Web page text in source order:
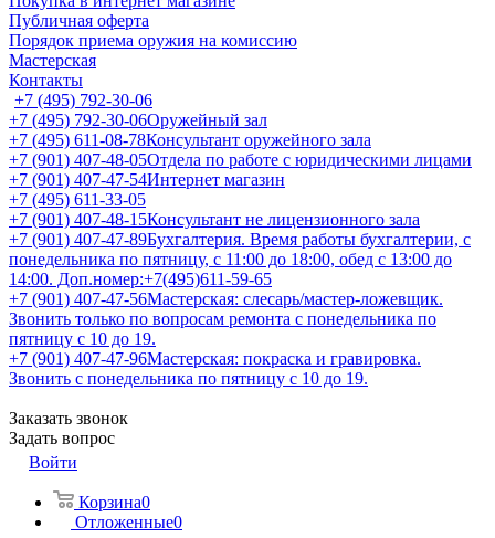
Публичная оферта
Порядок приема оружия на комиссию
Мастерская
Контакты
+7 (495) 792-30-06
+7 (495) 792-30-06Оружейный зал
+7 (495) 611-08-78Консультант оружейного зала
+7 (901) 407-48-05Отдела по работе с юридическими лицами
+7 (901) 407-47-54Интернет магазин
+7 (495) 611-33-05
+7 (901) 407-48-15Консультант не лицензионного зала
+7 (901) 407-47-89Бухгалтерия. Время работы бухгалтерии, с
понедельника по пятницу, с 11:00 до 18:00, обед с 13:00 до
14:00. Доп.номер:+7(495)611-59-65
+7 (901) 407-47-56Мастерская: слесарь/мастер-ложевщик.
Звонить только по вопросам ремонта с понедельника по
пятницу с 10 до 19.
+7 (901) 407-47-96Мастерская: покраска и гравировка.
Звонить с понедельника по пятницу с 10 до 19.
Заказать звонок
Задать вопрос
Войти
Корзина0
Отложенные0